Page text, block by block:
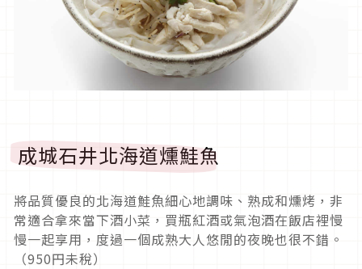
成城石井北海道燻鮭魚
將品質優良的北海道鮭魚細心地調味、熟成和燻烤，非
常適合拿來當下酒小菜，買瓶紅酒或氣泡酒在飯店裡慢
慢一起享用，度過一個成熟大人悠閒的夜晚也很不錯。
（950円未稅）